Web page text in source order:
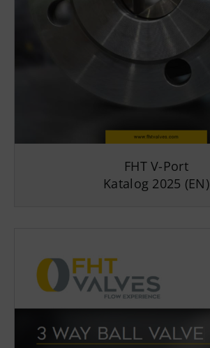
FHT V-Port
Katalog 2025 (EN)